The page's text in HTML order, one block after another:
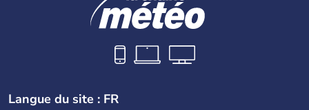
Langue du site : FR